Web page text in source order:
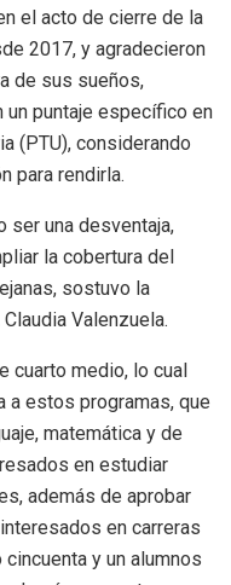
el acto de cierre de la
2017, y agradecieron
de sus sueños,
puntaje específico en
(PTU), considerando
para rendirla.
ser una desventaja,
la cobertura del
sostuvo la
Valenzuela.
cuarto medio, lo cual
a estos programas, que
matemática y de
en estudiar
además de aprobar
en carreras
y un alumnos